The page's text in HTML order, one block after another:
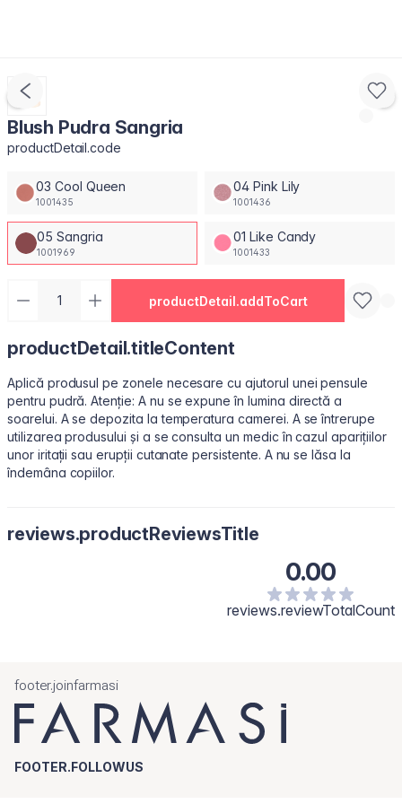
Blush Pudra Sangria
productDetail.code
03 Cool Queen
1001435
04 Pink Lily
1001436
05 Sangria
1001969
01 Like Candy
1001433
productDetail.addToCart
productDetail.titleContent
Aplică produsul pe zonele necesare cu ajutorul unei pensule
pentru pudră. Atenție: A nu se expune în lumina directă a
soarelui. A se depozita la temperatura camerei. A se întrerupe
utilizarea produsului și a se consulta un medic în cazul aparițiilor
unor iritații sau erupții cutanate persistente. A nu se lăsa la
îndemâna copiilor.
reviews.productReviewsTitle
0.00
reviews.reviewTotalCount
footer.joinfarmasi
FOOTER.FOLLOWUS